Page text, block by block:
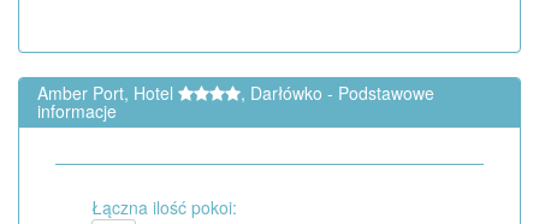
Amber Port, Hotel , Darłówko - Podstawowe
informacje
Łączna ilość pokoi: